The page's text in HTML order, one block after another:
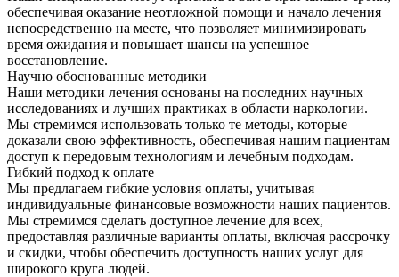
обеспечивая оказание неотложной помощи и начало лечения
непосредственно на месте, что позволяет минимизировать
время ожидания и повышает шансы на успешное
восстановление.
Научно обоснованные методики
Наши методики лечения основаны на последних научных
исследованиях и лучших практиках в области наркологии.
Мы стремимся использовать только те методы, которые
доказали свою эффективность, обеспечивая нашим пациентам
доступ к передовым технологиям и лечебным подходам.
Гибкий подход к оплате
Мы предлагаем гибкие условия оплаты, учитывая
индивидуальные финансовые возможности наших пациентов.
Мы стремимся сделать доступное лечение для всех,
предоставляя различные варианты оплаты, включая рассрочку
и скидки, чтобы обеспечить доступность наших услуг для
широкого круга людей.